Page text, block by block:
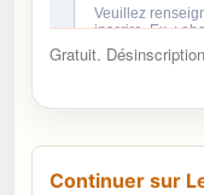
Gratuit.
Continuer sur